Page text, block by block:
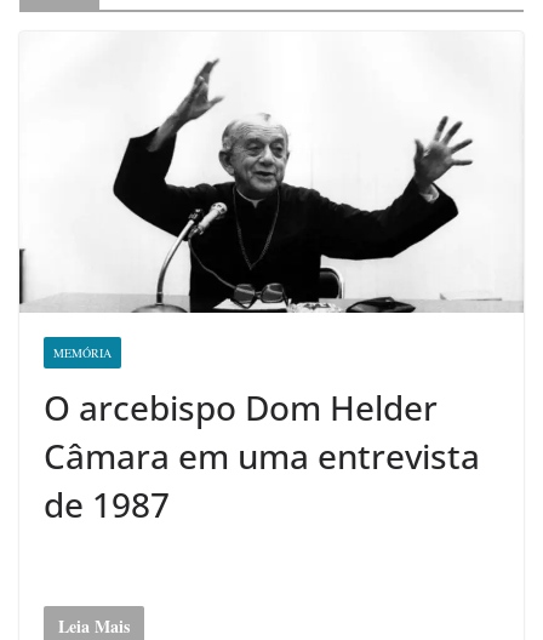
MEMÓRIA
O arcebispo Dom Helder
Câmara em uma entrevista
de 1987
Leia Mais